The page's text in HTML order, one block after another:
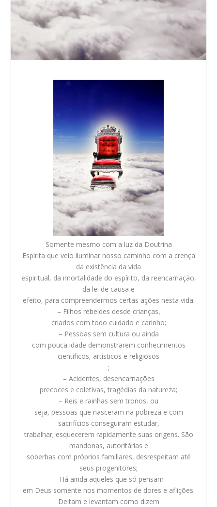
Somente mesmo com a luz da Doutrina
Espírita que veio iluminar nosso caminho com a crença
da existência da vida
espiritual, da imortalidade do espírito, da reencarnação,
da lei de causa e
efeito, para compreendermos certas ações nesta vida:
– Filhos rebeldes desde crianças,
criados com todo cuidado e carinho;
– Pessoas sem cultura ou ainda
com pouca idade demonstrarem conhecimentos
científicos, artísticos e religiosos
;
– Acidentes, desencarnações
precoces e coletivas, tragédias da natureza;
– Reis e rainhas sem tronos, ou
seja, pessoas que nasceram na pobreza e com
sacrifícios conseguiram estudar,
trabalhar; esquecerem rapidamente suas origens. São
mandonas, autoritárias e
soberbas com próprios familiares, desrespeitam até
seus progenitores;
– Há ainda aqueles que só pensam
em Deus somente nos momentos de dores e aflições.
Deitam e levantam como dizem